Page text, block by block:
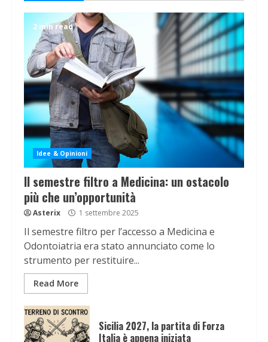
2 min read
Idee & Opinioni
Il semestre filtro a Medicina: un ostacolo
più che un’opportunità
Asterix 1 settembre 2025
Il semestre filtro per l’accesso a Medicina e
Odontoiatria era stato annunciato come lo
strumento per restituire...
Read More
Sicilia 2027, la partita di Forza
Italia è appena iniziata